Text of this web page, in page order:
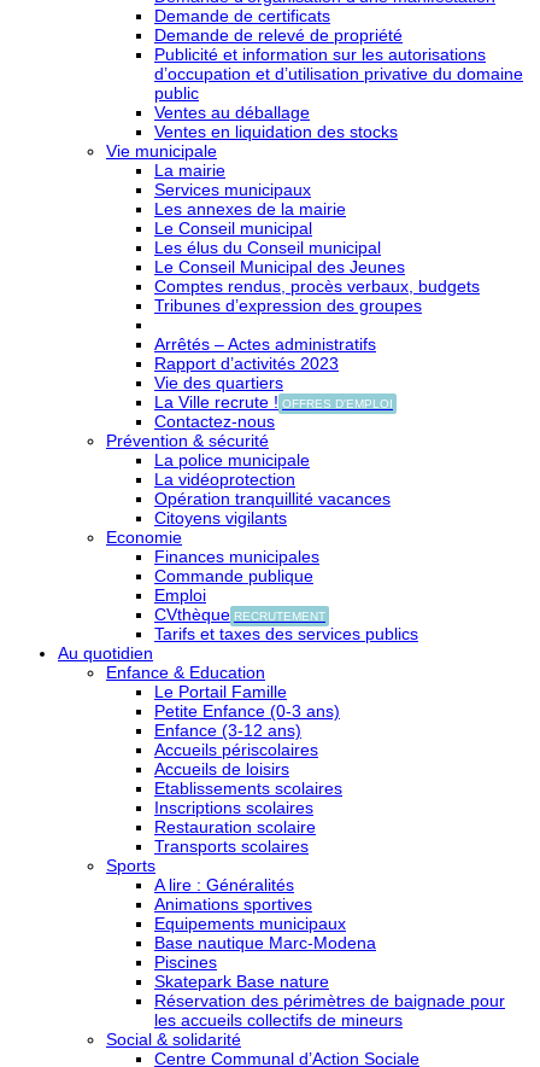
Demande de certificats
Demande de relevé de propriété
Publicité et information sur les autorisations
d’occupation et d’utilisation privative du domaine
public
Ventes au déballage
Ventes en liquidation des stocks
Vie municipale
La mairie
Services municipaux
Les annexes de la mairie
Le Conseil municipal
Les élus du Conseil municipal
Le Conseil Municipal des Jeunes
Comptes rendus, procès verbaux, budgets
Tribunes d’expression des groupes
Arrêtés – Actes administratifs
Rapport d’activités 2023
Vie des quartiers
La Ville recrute ! OFFRES D'EMPLOI
Contactez-nous
Prévention & sécurité
La police municipale
La vidéoprotection
Opération tranquillité vacances
Citoyens vigilants
Economie
Finances municipales
Commande publique
Emploi
CVthèque RECRUTEMENT
Tarifs et taxes des services publics
Au quotidien
Enfance & Education
Le Portail Famille
Petite Enfance (0-3 ans)
Enfance (3-12 ans)
Accueils périscolaires
Accueils de loisirs
Etablissements scolaires
Inscriptions scolaires
Restauration scolaire
Transports scolaires
Sports
A lire : Généralités
Animations sportives
Equipements municipaux
Base nautique Marc-Modena
Piscines
Skatepark Base nature
Réservation des périmètres de baignade pour
les accueils collectifs de mineurs
Social & solidarité
Centre Communal d’Action Sociale